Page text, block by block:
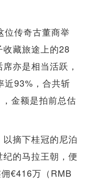
位传奇古董商举
藏旅途上的28
亦是相当活跃，
近93%，合共斩
金额是拍前总估
摘下桂冠的尼泊
的马拉王朝，便
€416万（RMB